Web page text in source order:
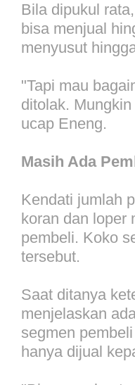
Bila dipukul
bisa menjual
menyusut
"Tapi mau
ditolak.
ucap Eneng.
Masih Ada
Kendati jumlah
koran dan loper
pembeli. Koko
tersebut.
Saat ditanya
menjelaskan
segmen
hanya dijual